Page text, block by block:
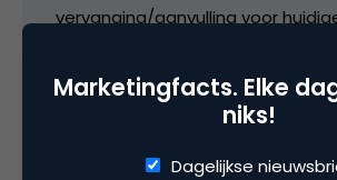
vervanging/aanvulling voor
flink oplopen. Voor een willekeurig
marktonderzoek ben je al snel 15-
uitvoeren binnen Hyves dan
Marketingfacts. Elke
niks!
Dagelijkse